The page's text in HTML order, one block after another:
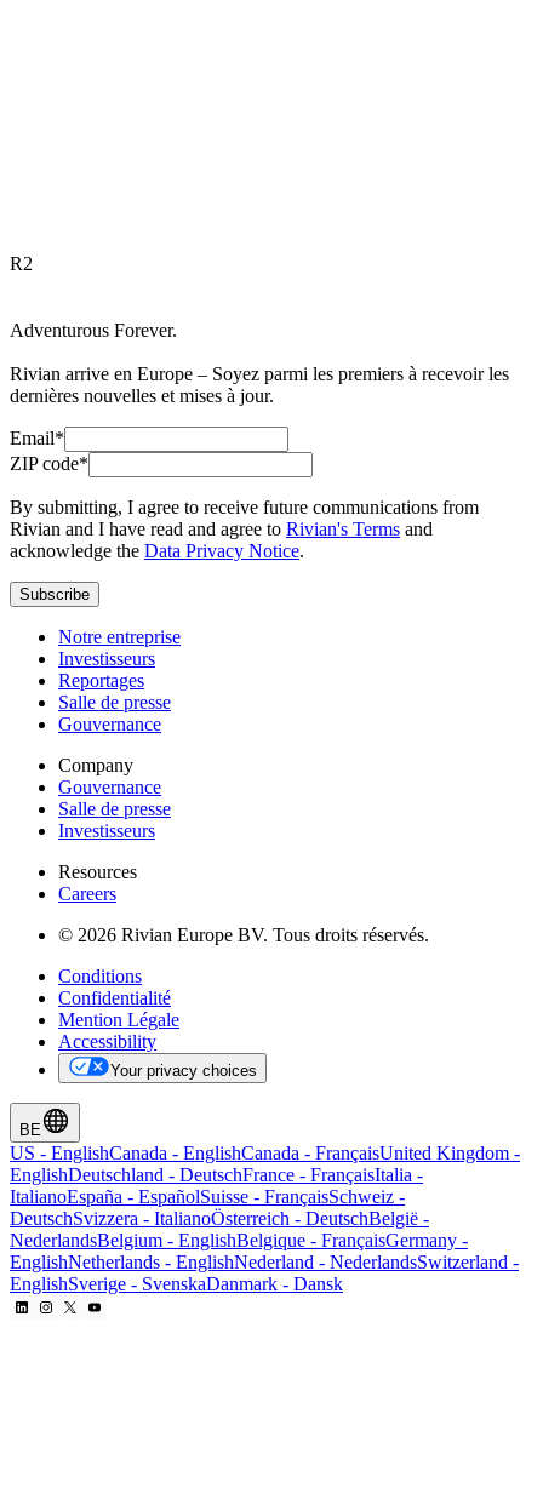
R2
Adventurous Forever.
Rivian arrive en Europe – Soyez parmi les premiers à recevoir les
dernières nouvelles et mises à jour.
Email*
ZIP code*
By submitting, I agree to receive future communications from
Rivian and I have read and agree to Rivian's Terms and
acknowledge the Data Privacy Notice.
Subscribe
Notre entreprise
Investisseurs
Reportages
Salle de presse
Gouvernance
Company
Gouvernance
Salle de presse
Investisseurs
Resources
Careers
© 2026 Rivian Europe BV. Tous droits réservés.
Conditions
Confidentialité
Mention Légale
Accessibility
Your privacy choices
BE
US - EnglishCanada - EnglishCanada - FrançaisUnited Kingdom -
EnglishDeutschland - DeutschFrance - FrançaisItalia -
ItalianoEspaña - EspañolSuisse - FrançaisSchweiz -
DeutschSvizzera - ItalianoÖsterreich - DeutschBelgië -
NederlandsBelgium - EnglishBelgique - FrançaisGermany -
EnglishNetherlands - EnglishNederland - NederlandsSwitzerland -
EnglishSverige - SvenskaDanmark - Dansk